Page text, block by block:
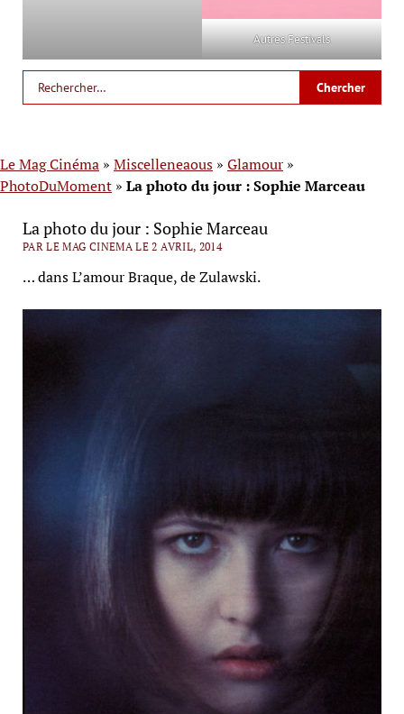
Autres Festivals
Le Mag Cinéma » Miscelleneaous » Glamour »
PhotoDuMoment » La photo du jour : Sophie Marceau
La photo du jour : Sophie Marceau
PAR LE MAG CINEMA LE 2 AVRIL, 2014
… dans L’amour Braque, de Zulawski.